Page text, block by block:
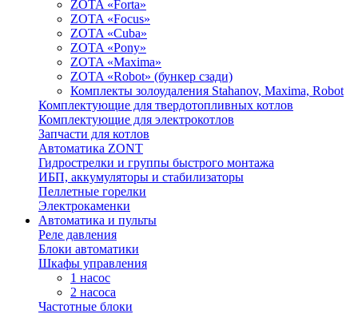
ZOTA «Forta»
ZOTA «Focus»
ZOTA «Cuba»
ZOTA «Pony»
ZOTA «Maxima»
ZOTA «Robot» (бункер сзади)
Комплекты золоудаления Stahanov, Maxima, Robot
Комплектующие для твердотопливных котлов
Комплектующие для электрокотлов
Запчасти для котлов
Автоматика ZONT
Гидрострелки и группы быстрого монтажа
ИБП, аккумуляторы и стабилизаторы
Пеллетные горелки
Электрокаменки
Автоматика и пульты
Реле давления
Блоки автоматики
Шкафы управления
1 насос
2 насоса
Частотные блоки